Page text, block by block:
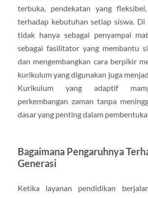
terbuka, pendekatan yang
terhadap kebutuhan setiap siswa. Di
tidak hanya sebagai penyampai
sebagai fasilitator yang membantu
dan mengembangkan cara berpikir
kurikulum yang digunakan juga
Kurikulum yang adaptif
perkembangan zaman tanpa
dasar yang penting dalam
Bagaimana Pengaruhnya
Generasi
Ketika layanan pendidikan